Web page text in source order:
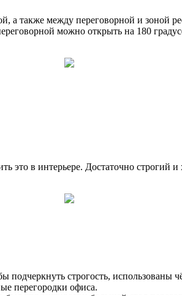
также между переговорной и зоной
можно открыть на 180
это в интерьере. Достаточно
подчеркнуть строгость,
перегородки офиса.